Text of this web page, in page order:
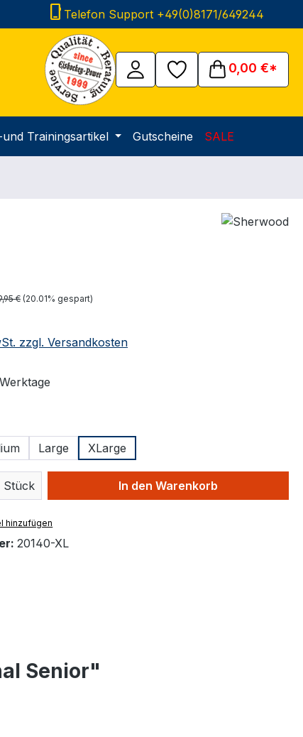
phone_iphone Telefon Support +49(0)8171/649244
0,00 €*
Trainingsartikel Gutscheine SALE
Preis:
€ (20.01% gespart)
zzgl. Versandkosten
Large XLarge
Gib den gewünschten Wert
Stück In den Warenkorb
hinzufügen
20140-XL
Senior"